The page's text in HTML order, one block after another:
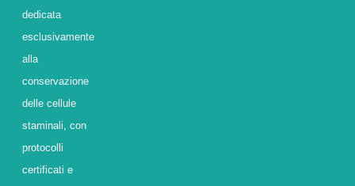
dedicata
esclusivamente
alla
conservazione
delle cellule
staminali, con
protocolli
certificati e